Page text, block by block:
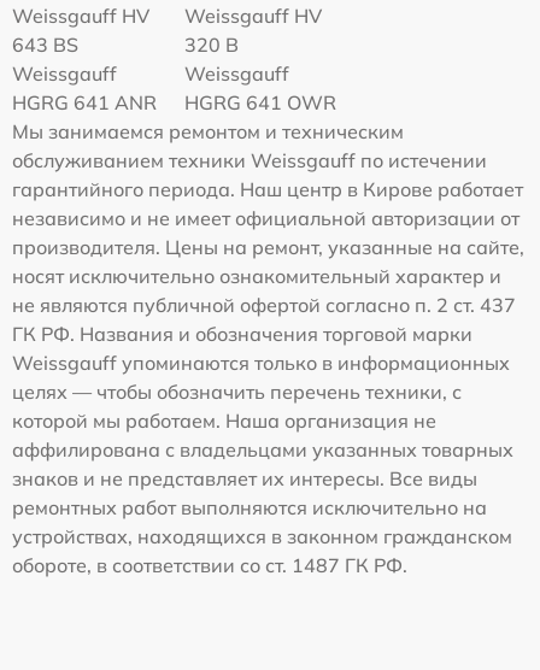
Weissgauff HV
643 BS
Weissgauff HV
320 B
Weissgauff
HGRG 641 ANR
Weissgauff
HGRG 641 OWR
Мы занимаемся ремонтом и техническим
обслуживанием техники Weissgauff по истечении
гарантийного периода. Наш центр в Кирове работает
независимо и не имеет официальной авторизации от
производителя. Цены на ремонт, указанные на сайте,
носят исключительно ознакомительный характер и
не являются публичной офертой согласно п. 2 ст. 437
ГК РФ. Названия и обозначения торговой марки
Weissgauff упоминаются только в информационных
целях — чтобы обозначить перечень техники, с
которой мы работаем. Наша организация не
аффилирована с владельцами указанных товарных
знаков и не представляет их интересы. Все виды
ремонтных работ выполняются исключительно на
устройствах, находящихся в законном гражданском
обороте, в соответствии со ст. 1487 ГК РФ.